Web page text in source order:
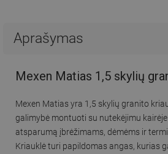
Aprašymas
Mexen Matias 1,5 skylių
Mexen Matias yra 1,5 skylių granito
galimybė montuoti su nutekėjimu
atsparumą įbrėžimams, dėmėms ir
Kriauklė turi papildomas angas, kurias